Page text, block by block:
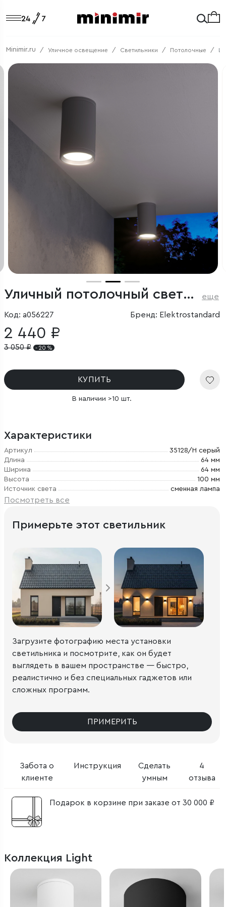
Minimir.ru Уличное освещение Светильники Потолочные
Уличный потолочный светильник Light IP65 еще
Код: a056227 Бренд: Elektrostandard
2 440 ₽
3 050₽ - 20 %
КУПИТЬ
В наличии >10 шт.
Характеристики
Артикул
35128/H серый
Длина
64 мм
Ширина
64 мм
Высота
100 мм
Источник света
сменная лампа
Посмотреть все
Забота о
клиенте
Инструкция
Сделать
умным
4
отзыва
Подарок в корзине при заказе от 30 000 ₽
Примерьте этот светильник
Загрузите фотографию места установки
светильника и посмотрите, как он будет
выглядеть в вашем пространстве — быстро,
реалистично и без специальных гаджетов или
сложных программ.
ПРИМЕРИТЬ
Коллекция Light